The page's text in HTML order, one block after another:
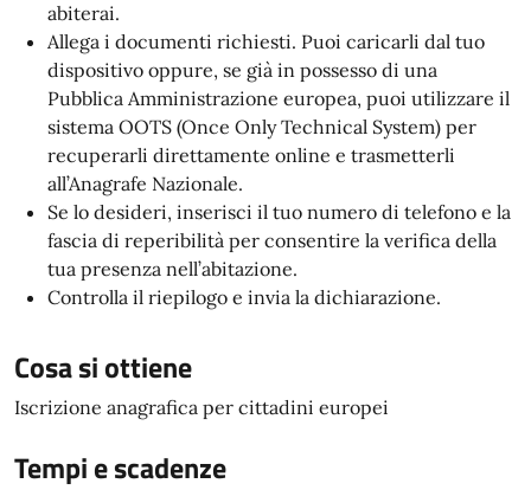
abiterai.
Allega i documenti richiesti. Puoi caricarli dal tuo
dispositivo oppure, se già in possesso di una
Pubblica Amministrazione europea, puoi utilizzare il
sistema OOTS (Once Only Technical System) per
recuperarli direttamente online e trasmetterli
all’Anagrafe Nazionale.
Se lo desideri, inserisci il tuo numero di telefono e la
fascia di reperibilità per consentire la verifica della
tua presenza nell’abitazione.
Controlla il riepilogo e invia la dichiarazione.
Cosa si ottiene
Iscrizione anagrafica per cittadini europei
Tempi e scadenze